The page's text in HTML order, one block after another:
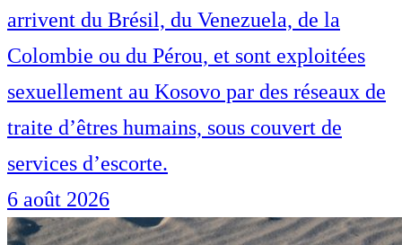
arrivent du Brésil, du Venezuela, de la
Colombie ou du Pérou, et sont exploitées
sexuellement au Kosovo par des réseaux de
traite d’êtres humains, sous couvert de
services d’escorte.
6 août 2026